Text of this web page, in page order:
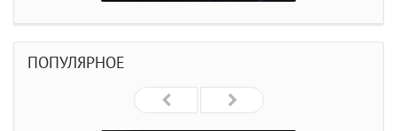
ПОПУЛЯРНОЕ